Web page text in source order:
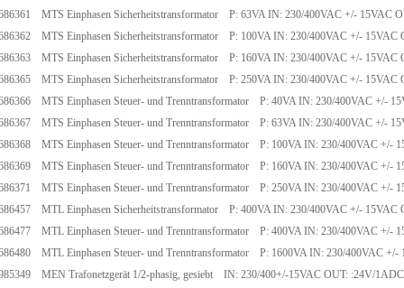
MTS Einphasen Sicherheitstransformator P: 63VA IN: 230/400VAC +/- 15VAC
MTS Einphasen Sicherheitstransformator P: 100VA IN: 230/400VAC +/- 15VAC
MTS Einphasen Sicherheitstransformator P: 160VA IN: 230/400VAC +/- 15VAC
MTS Einphasen Sicherheitstransformator P: 250VA IN: 230/400VAC +/- 15VAC
MTS Einphasen Steuer- und Trenntransformator P: 40VA IN: 230/400VAC +/-
MTS Einphasen Steuer- und Trenntransformator P: 63VA IN: 230/400VAC +/-
MTS Einphasen Steuer- und Trenntransformator P: 100VA IN: 230/400VAC +/-
MTS Einphasen Steuer- und Trenntransformator P: 160VA IN: 230/400VAC +/-
MTS Einphasen Steuer- und Trenntransformator P: 250VA IN: 230/400VAC +/-
MTL Einphasen Sicherheitstransformator P: 400VA IN: 230/400VAC +/- 15VAC
MTL Einphasen Steuer- und Trenntransformator P: 400VA IN: 230/400VAC +/-
MTL Einphasen Steuer- und Trenntransformator P: 1600VA IN: 230/400VAC +/-
MEN Trafonetzgerät 1/2-phasig, gesiebt IN: 230/400+/-15VAC OUT: :24V/1ADC